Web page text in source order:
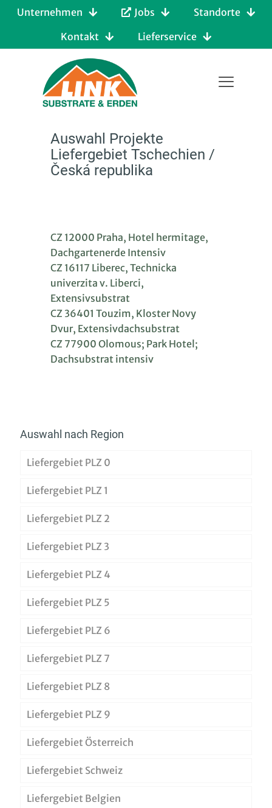
Unternehmen Jobs
Standorte
Kontakt
Lieferservice
Auswahl Projekte
Liefergebiet Tschechien /
Česká republika
CZ 12000 Praha, Hotel hermitage,
Dachgartenerde Intensiv
CZ 16117 Liberec, Technicka
univerzita v. Liberci,
Extensivsubstrat
CZ 36401 Touzim, Kloster Novy
Dvur, Extensivdachsubstrat
CZ 77900 Olomous; Park Hotel;
Dachsubstrat intensiv
Auswahl nach Region
Liefergebiet PLZ 0
Liefergebiet PLZ 1
Liefergebiet PLZ 2
Liefergebiet PLZ 3
Liefergebiet PLZ 4
Liefergebiet PLZ 5
Liefergebiet PLZ 6
Liefergebiet PLZ 7
Liefergebiet PLZ 8
Liefergebiet PLZ 9
Liefergebiet Österreich
Liefergebiet Schweiz
Liefergebiet Belgien